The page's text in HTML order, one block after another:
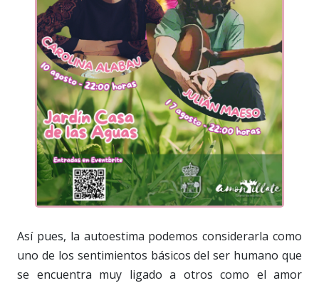
Así pues, la autoestima podemos considerarla como
uno de los sentimientos básicos del ser humano que
se encuentra muy ligado a otros como el amor